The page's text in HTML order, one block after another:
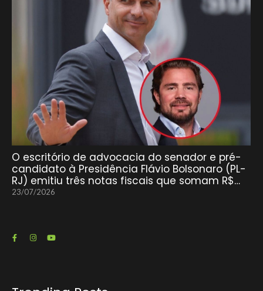
O escritório de advocacia do senador e pré-
candidato à Presidência Flávio Bolsonaro (PL-
RJ) emitiu três notas fiscais que somam R$…
23/07/2026